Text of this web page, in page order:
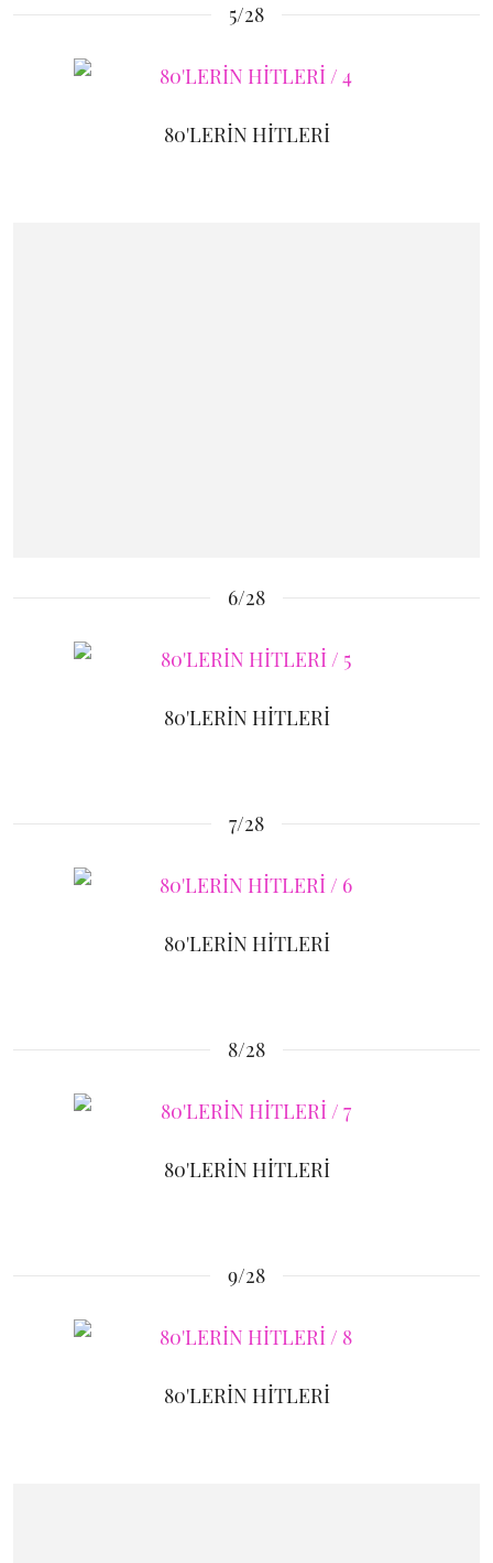
5/28
80'LERİN HİTLERİ
6/28
80'LERİN HİTLERİ
7/28
80'LERİN HİTLERİ
8/28
80'LERİN HİTLERİ
9/28
80'LERİN HİTLERİ